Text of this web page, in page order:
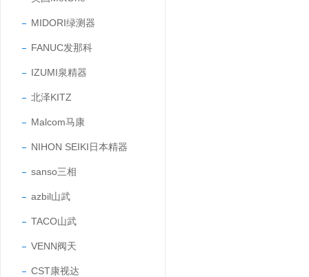
MIDORI绿测器
FANUC发那科
IZUMI泉精器
北泽KITZ
Malcom马康
NIHON SEIKI日本精器
sanso三相
azbil山武
TACO山武
VENN阀天
CST康视达